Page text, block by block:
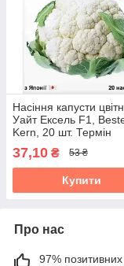
Насіння капусти
Уайт Ексель F1,
Kern, 20 шт. Термін
придатності до
37,10 ₴ 53 ₴
Купити
Про нас
97% позитивних